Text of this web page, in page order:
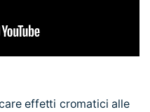
effetti cromatici alle